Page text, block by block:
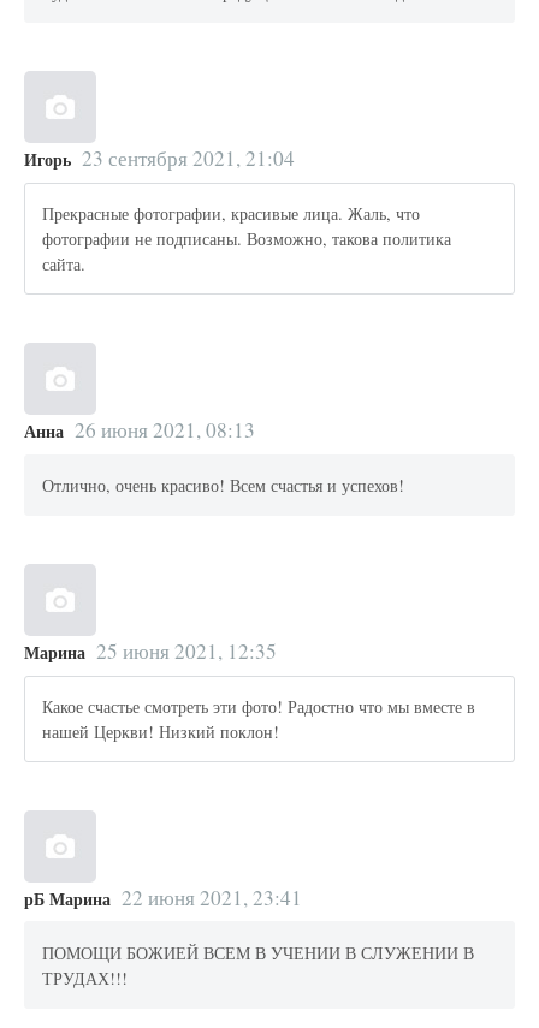
Игорь 23 сентября 2021, 21:04
Прекрасные фотографии, красивые лица. Жаль, что
фотографии не подписаны. Возможно, такова политика
сайта.
Анна 26 июня 2021, 08:13
Отлично, очень красиво! Всем счастья и успехов!
Марина 25 июня 2021, 12:35
Какое счастье смотреть эти фото! Радостно что мы вместе в
нашей Церкви! Низкий поклон!
рБ Марина 22 июня 2021, 23:41
ПОМОЩИ БОЖИЕЙ ВСЕМ В УЧЕНИИ В СЛУЖЕНИИ В
ТРУДАХ!!!